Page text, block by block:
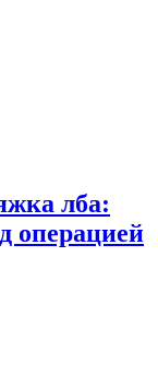
лба:
операцией